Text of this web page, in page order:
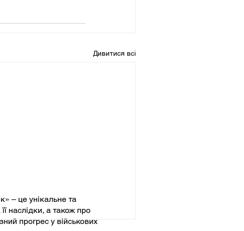
Дивитися всі
– це унікальне та
наслідки, а також про
прогрес у військових